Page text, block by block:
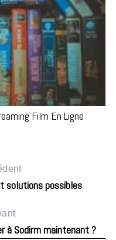
Film En Ligne
solutions possibles
à Sodirm maintenant ?